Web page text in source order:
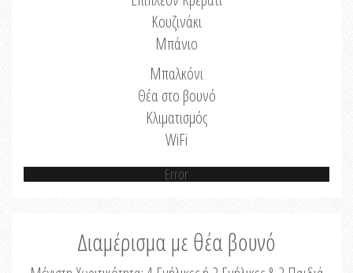
Κουζινάκι
Μπάνιο
Μπαλκόνι
Θέα στο βουνό
Κλιματισμός
WiFi
Error
Διαμέρισμα με θέα βουνό